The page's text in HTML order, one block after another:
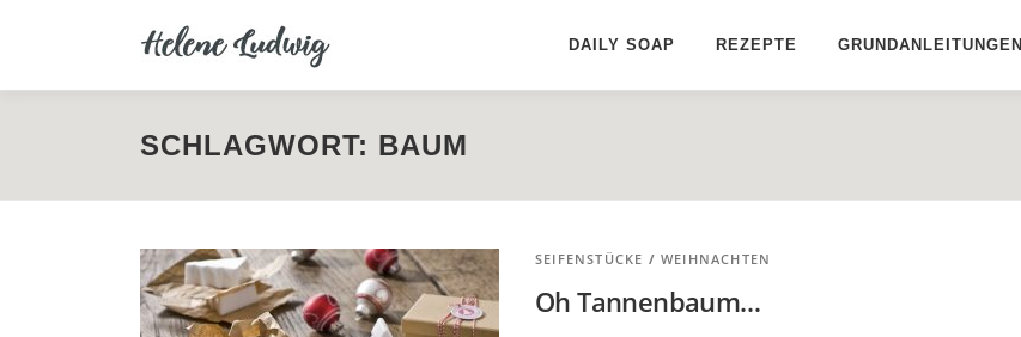
DAILY SOAP REZEPTE GRUNDANLEITUNGEN
SCHLAGWORT: BAUM
SEIFENSTÜCKE /WEIHNACHTEN
Oh Tannenbaum…